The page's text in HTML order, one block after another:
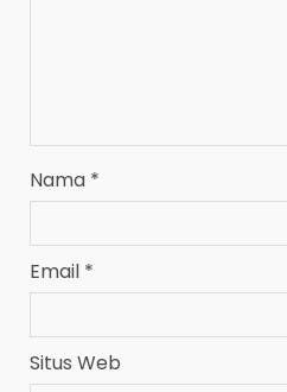
Nama *
Email *
Situs Web